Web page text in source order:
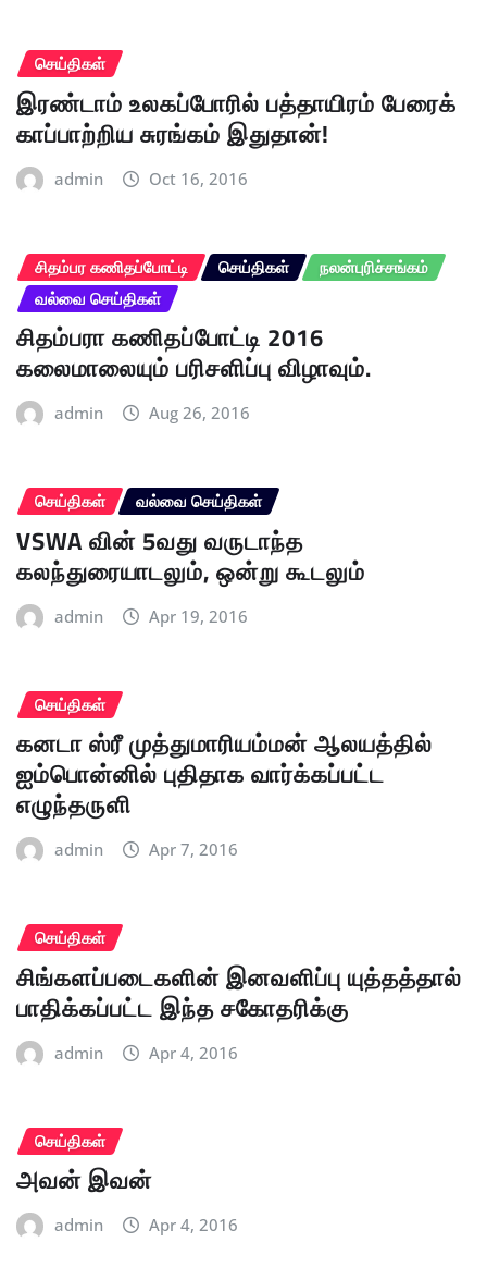
செய்திகள்
இரண்டாம் உலகப்போரில் பத்தாயிரம் பேரைக்
காப்பாற்றிய சுரங்கம் இதுதான்!
admin Oct 16, 2016
சிதம்பர கணிதப்போட்டி செய்திகள்
நலன்புரிச்சங்கம்
வல்வை செய்திகள்
சிதம்பரா கணிதப்போட்டி 2016
கலைமாலையும் பரிசளிப்பு விழாவும்.
admin Aug 26, 2016
செய்திகள் வல்வை செய்திகள்
VSWA வின் 5வது வருடாந்த
கலந்துரையாடலும், ஒன்று கூடலும்
admin Apr 19, 2016
செய்திகள்
கனடா ஸ்ரீ முத்துமாரியம்மன் ஆலயத்தில்
ஐம்பொன்னில் புதிதாக வார்க்கப்பட்ட
எழுந்தருளி
admin Apr 7, 2016
செய்திகள்
சிங்களப்படைகளின் இனவளிப்பு யுத்தத்தால்
பாதிக்கப்பட்ட இந்த சகோதரிக்கு
admin Apr 4, 2016
செய்திகள்
அவன் இவன்
admin Apr 4, 2016